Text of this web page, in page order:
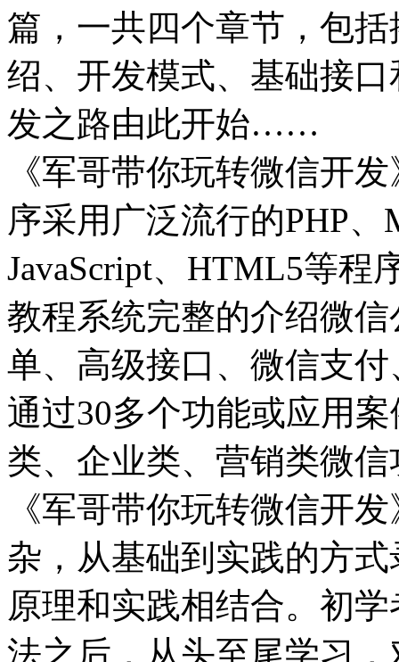
篇，一共四个章节，包
绍、开发模式、基础接
发之路由此开始……
《军哥带你玩转微信开
序采用广泛流行的PHP
JavaScript、HTML5等程
教程系统完整的介绍微
单、高级接口、微信支
通过30多个功能或应用
类、企业类、营销类微
《军哥带你玩转微信开
杂，从基础到实践的方
原理和实践相结合。初
法之后，从头至尾学习